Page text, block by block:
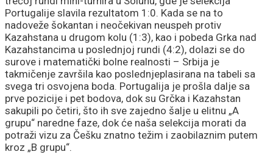
Portugalije slavila rezultatom 1:0. Kada se na to
nadoveže šokantan i neočekivan neuspeh protiv
Kazahstana u drugom kolu (1:3), kao i pobeda Grka nad
Kazahstancima u poslednjoj rundi (4:2), dolazi se do
surove i matematički bolne realnosti – Srbija je
takmičenje završila kao poslednjeplasirana na tabeli sa
svega tri osvojena boda. Portugalija je prošla dalje sa
prve pozicije i pet bodova, dok su Grčka i Kazahstan
sakupili po četiri, što ih sve zajedno šalje u elitnu „A
grupu“ naredne faze, dok će naša selekcija morati da
potraži vizu za Češku znatno težim i zaobilaznim putem
kroz „B grupu“.